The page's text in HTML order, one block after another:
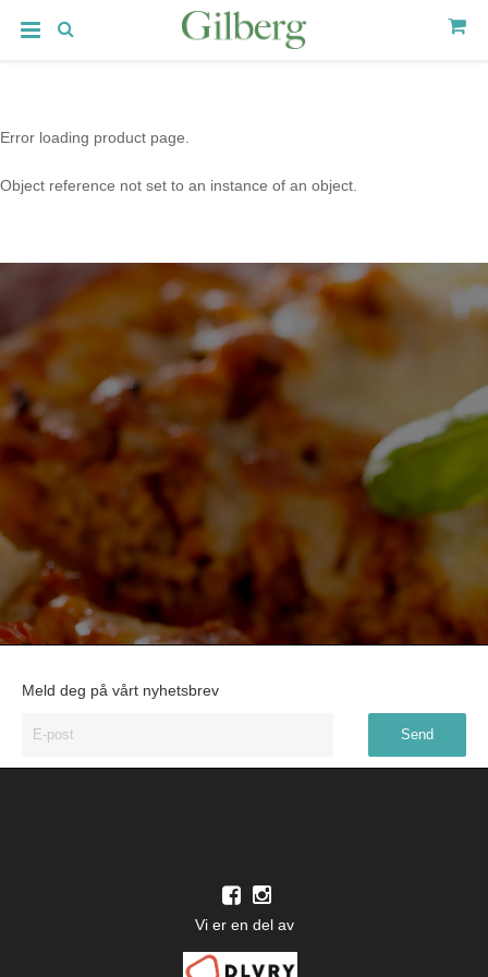
Error loading product page.
Object reference not set to an instance of an object.
Meld deg på vårt nyhetsbrev
Vi er en del av